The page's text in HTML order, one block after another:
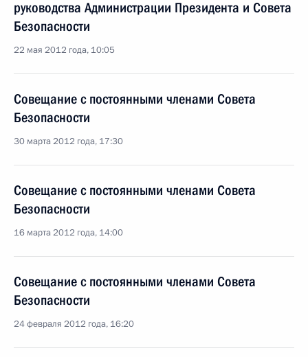
руководства Администрации Президента и Совета
Безопасности
22 мая 2012 года, 10:05
Совещание с постоянными членами Совета
Безопасности
30 марта 2012 года, 17:30
Совещание с постоянными членами Совета
Безопасности
16 марта 2012 года, 14:00
Совещание с постоянными членами Совета
Безопасности
24 февраля 2012 года, 16:20